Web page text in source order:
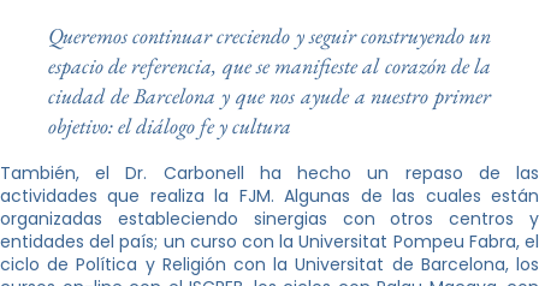
Queremos continuar creciendo y seguir construyendo un
espacio de referencia, que se manifieste al corazón de la
ciudad de Barcelona y que nos ayude a nuestro primer
objetivo: el diálogo fe y cultura
También, el Dr. Carbonell ha hecho un repaso de las
actividades que realiza la FJM. Algunas de las cuales están
organizadas estableciendo sinergias con otros centros y
entidades del país; un curso con la Universitat Pompeu Fabra, el
ciclo de Política y Religión con la Universitat de Barcelona, los